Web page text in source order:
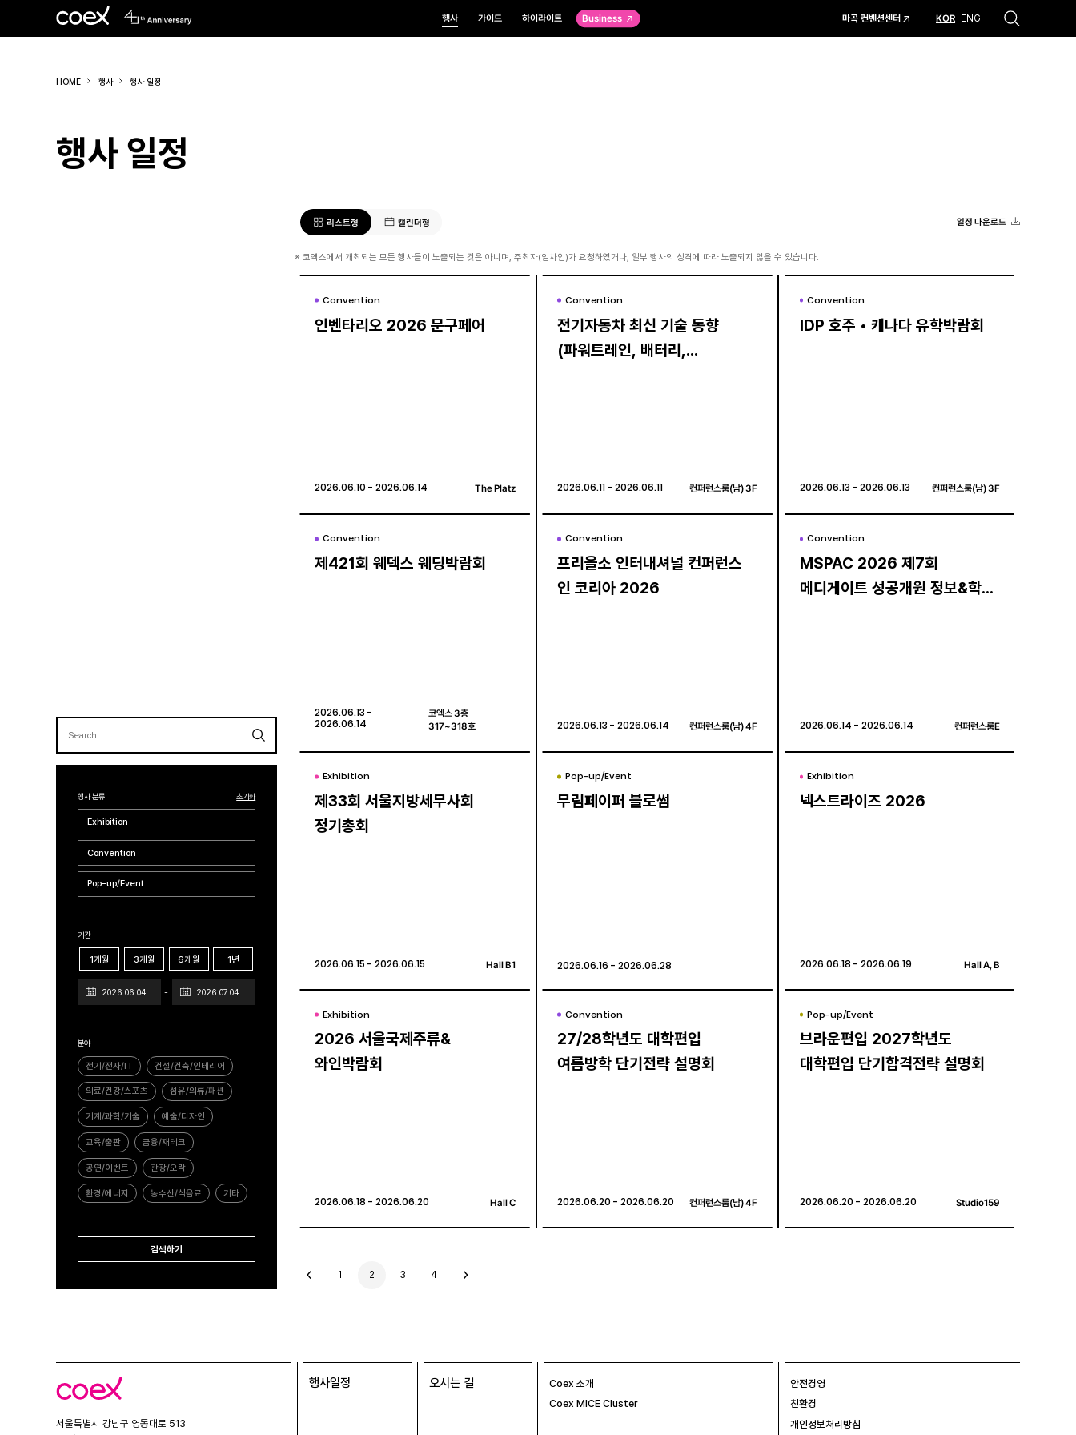
행사 가이드 하이라이트 Business 마곡 컨벤션센터 KOR ENG
HOME 행사 행사 일정
행사 일정
리스트형 캘린더형 일정 다운로드
행사 분류 초기화
Exhibition
Convention
Pop-up/Event
기간
1개월 3개월 6개월 1년
분야
전기/전자/IT 건설/건축/인테리어
의료/건강/스포츠 섬유/의류/패션
기계/과학/기술 예술/디자인
교육/출판 금융/재테크
공연/이벤트 관광/오락
환경/에너지 농수산/식음료 기타
검색하기
※ 코엑스에서 개최되는 모든 행사들이 노출되는 것은 아니며, 주최자(임차인)가 요청하였거나, 일부 행사의 성격에 따라 노출되지 않을 수 있습니다.
Convention
인벤타리오 2026 문구페어
2026.06.10 - 2026.06.14 The Platz
Convention
인벤타리오 2026 문구페어
2026.06.10 - 2026.06.14 The Platz
Convention
전기자동차 최신 기술 동향
(파워트레인, 배터리,
2026.06.11 - 2026.06.11 컨퍼런스룸(남) 3F
Convention
전기자동차 최신 기술 동향
(파워트레인, 배터리,
2026.06.11 - 2026.06.11 컨퍼런스룸(남) 3F
Convention
IDP 호주 • 캐나다 유학박람회
2026.06.13 - 2026.06.13 컨퍼런스룸(남) 3F
Convention
IDP 호주 • 캐나다 유학박람회
2026.06.13 - 2026.06.13 컨퍼런스룸(남) 3F
Convention
제421회 웨덱스 웨딩박람회
2026.06.13 -
2026.06.14
코엑스 3층
317~318호
Convention
제421회 웨덱스 웨딩박람회
2026.06.13 -
2026.06.14
코엑스 3층
317~318호
Convention
프리올소 인터내셔널 컨퍼런스
인 코리아 2026
2026.06.13 - 2026.06.14 컨퍼런스룸(남) 4F
Convention
프리올소 인터내셔널 컨퍼런스
인 코리아 2026
2026.06.13 - 2026.06.14 컨퍼런스룸(남) 4F
Convention
MSPAC 2026 제7회
메디게이트 성공개원 정보&학술
2026.06.14 - 2026.06.14 컨퍼런스룸E
Convention
MSPAC 2026 제7회
메디게이트 성공개원 정보&학술
2026.06.14 - 2026.06.14 컨퍼런스룸E
Exhibition
제33회 서울지방세무사회
정기총회
2026.06.15 - 2026.06.15 Hall B1
Exhibition
제33회 서울지방세무사회
정기총회
2026.06.15 - 2026.06.15 Hall B1
Pop-up/Event
무림페이퍼 블로썸
2026.06.16 - 2026.06.28
Pop-up/Event
무림페이퍼 블로썸
2026.06.16 - 2026.06.28
Exhibition
넥스트라이즈 2026
2026.06.18 - 2026.06.19 Hall A, B
Exhibition
넥스트라이즈 2026
2026.06.18 - 2026.06.19 Hall A, B
Exhibition
2026 서울국제주류&
와인박람회
2026.06.18 - 2026.06.20 Hall C
Exhibition
2026 서울국제주류&
와인박람회
2026.06.18 - 2026.06.20 Hall C
Convention
27/28학년도 대학편입
여름방학 단기전략 설명회
2026.06.20 - 2026.06.20 컨퍼런스룸(남) 4F
Convention
27/28학년도 대학편입
여름방학 단기전략 설명회
2026.06.20 - 2026.06.20 컨퍼런스룸(남) 4F
Pop-up/Event
브라운편입 2027학년도
대학편입 단기합격전략 설명회
2026.06.20 - 2026.06.20 Studio159
Pop-up/Event
브라운편입 2027학년도
대학편입 단기합격전략 설명회
2026.06.20 - 2026.06.20 Studio159
1 2 3 4
코
엑
서울특별시 강남구 영동대로 513
행사일정 오시는 길
Coex 소개
Coex MICE Cluster
안전경영
친환경
개인정보처리방침